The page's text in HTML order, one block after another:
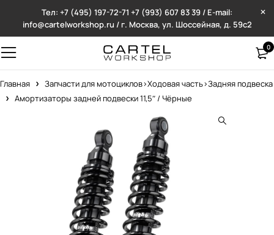
Тел: +7 (495) 197-72-71 +7 (993) 607 83 39 / E-mail:
info@cartelworkshop.ru / г. Москва, ул. Шоссейная, д. 59с2
0
Главная
Запчасти для мотоциклов>Ходовая часть>Задняя подвеска
Амортизаторы задней подвески 11,5″ / Чёрные